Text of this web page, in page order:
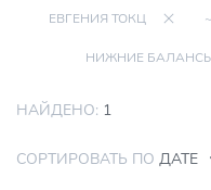
ЕВГЕНИЯ ТОКЦ
НИЖНИЕ
НАЙДЕНО: 1
СОРТИРОВАТЬ ПО ДАТЕ